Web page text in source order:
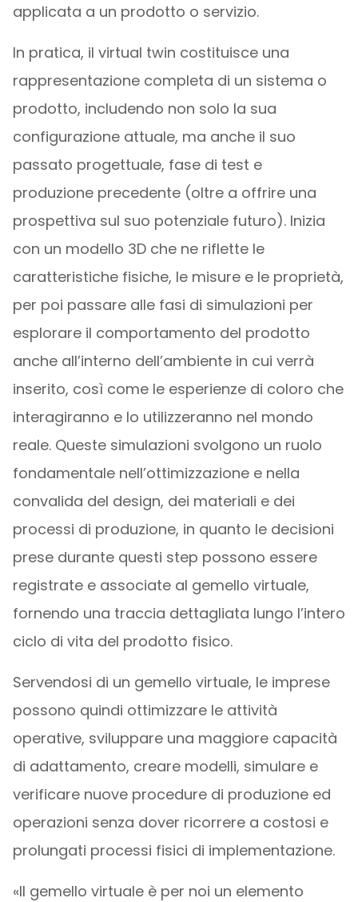
applicata a un prodotto o servizio.
In pratica, il virtual twin costituisce una
rappresentazione completa di un sistema o
prodotto, includendo non solo la sua
configurazione attuale, ma anche il suo
passato progettuale, fase di test e
produzione precedente (oltre a offrire una
prospettiva sul suo potenziale futuro). Inizia
con un modello 3D che ne riflette le
caratteristiche fisiche, le misure e le proprietà,
per poi passare alle fasi di simulazioni per
esplorare il comportamento del prodotto
anche all’interno dell’ambiente in cui verrà
inserito, così come le esperienze di coloro che
interagiranno e lo utilizzeranno nel mondo
reale. Queste simulazioni svolgono un ruolo
fondamentale nell’ottimizzazione e nella
convalida del design, dei materiali e dei
processi di produzione, in quanto le decisioni
prese durante questi step possono essere
registrate e associate al gemello virtuale,
fornendo una traccia dettagliata lungo l’intero
ciclo di vita del prodotto fisico.
Servendosi di un gemello virtuale, le imprese
possono quindi ottimizzare le attività
operative, sviluppare una maggiore capacità
di adattamento, creare modelli, simulare e
verificare nuove procedure di produzione ed
operazioni senza dover ricorrere a costosi e
prolungati processi fisici di implementazione.
«Il gemello virtuale è per noi un elemento